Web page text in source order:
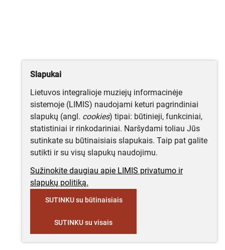
Slapukai
Lietuvos integralioje muziejų informacinėje
sistemoje (LIMIS) naudojami keturi pagrindiniai
slapukų (angl. cookies) tipai: būtinieji, funkciniai,
statistiniai ir rinkodariniai. Naršydami toliau Jūs
sutinkate su būtinaisiais slapukais. Taip pat galite
sutikti ir su visų slapukų naudojimu.
Sužinokite daugiau apie LIMIS privatumo ir
slapukų politiką.
SUTINKU su būtinaisiais
SUTINKU su visais